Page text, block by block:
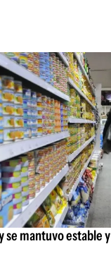
se mantuvo estable